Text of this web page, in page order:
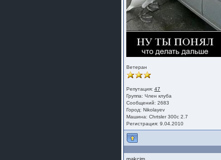
Ветеран
Репутация: 47
Группа: Член клуба
Сообщений: 2683
Город: Nikolayev
Машина: Chrtsler 300c 2.7
Регистрация: 9.04.2010